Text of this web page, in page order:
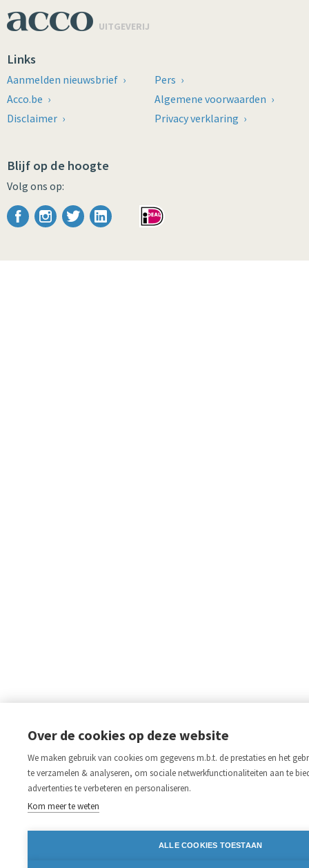
UITGEVERIJ
Links
Aanmelden nieuwsbrief
Pers
Acco.be
Algemene voorwaarden
Disclaimer
Privacy verklaring
Blijf op de hoogte
Volg ons op:
FacebookInstagram
TwitterLinkedIn
Over de cookies op deze website
We maken gebruik van cookies om gegevens m.b.t. de prestaties en het
te verzamelen & analyseren, om sociale netwerkfunctionaliteiten aan te
advertenties te verbeteren en personaliseren.
Kom meer te weten
ALLE COOKIES TOESTAAN